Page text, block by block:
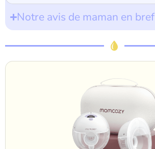
Notre avis de maman en bref